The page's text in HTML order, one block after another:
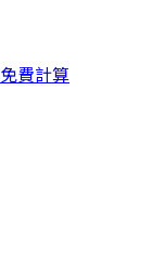
免費計算